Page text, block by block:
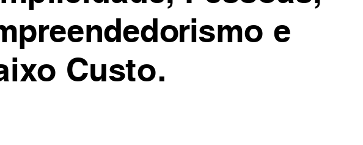
e
Custo.